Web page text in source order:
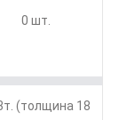
0 шт.
(толщина 18